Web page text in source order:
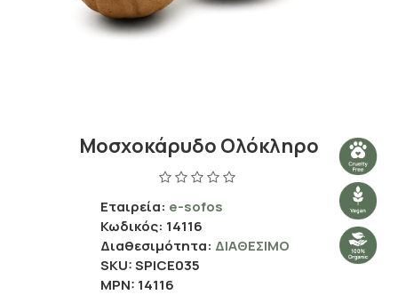
Μοσχοκάρυδο Ολόκληρο
Εταιρεία: e-sofos
Κωδικός: 14116
Διαθεσιμότητα: ΔΙΑΘΈΣΙΜΟ
SKU:SPICE035
MPN: 14116